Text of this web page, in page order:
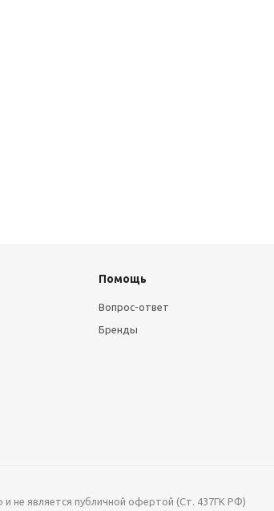
Помощь
Вопрос-ответ
Бренды
не является публичной офертой (Ст. 437ГК РФ)